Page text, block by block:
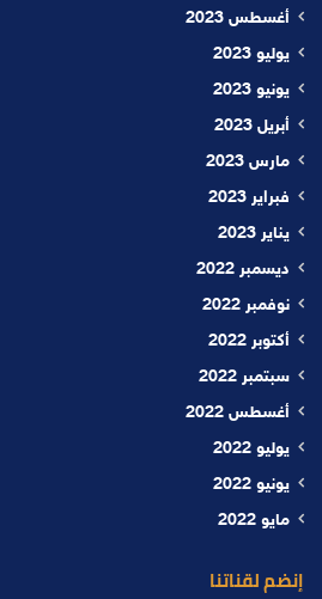
أغسطس 2023
يوليو 2023
يونيو 2023
أبريل 2023
مارس 2023
فبراير 2023
يناير 2023
ديسمبر 2022
نوفمبر 2022
أكتوبر 2022
سبتمبر 2022
أغسطس 2022
يوليو 2022
يونيو 2022
مايو 2022
إنضم لقناتنا